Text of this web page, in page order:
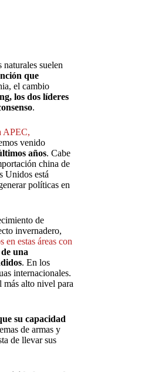
suelen
que
el cambio
los dos líderes
.
APEC,
venido
años. Cabe
china de
Unidos está
políticas en
de
invernadero,
estas áreas con
de una
. En los
internacionales.
más alto nivel para
su capacidad
de armas y
de llevar sus